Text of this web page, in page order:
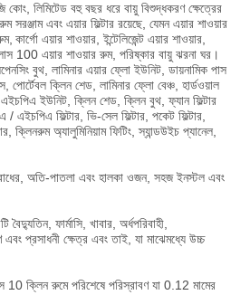
কোং, লিমিটেড বহু বছর ধরে বায়ু বিশুদ্ধকরণ ক্ষেত্রের
সরঞ্জাম এবং এয়ার ফিল্টার রয়েছে, যেমন এয়ার শাওয়ার
কার্গো এয়ার শাওয়ার, ইন্টেলিজেন্ট এয়ার শাওয়ার,
100 এয়ার শাওয়ার রুম, পরিষ্কার বায়ু ঝরনা ঘর।
বুথ, লামিনার এয়ার ফ্লো ইউনিট, ডায়নামিক পাস
পোর্টেবল ক্লিন শেড, লামিনার ফ্লো বেঞ্চ, হার্ডওয়াল
ইউনিট, ক্লিন শেড, ক্লিন বুথ, ফ্যান ফিল্টার
এইচপিএ ফিল্টার, ভি-সেল ফিল্টার, পকেট ফিল্টার,
ক্লিনরুম অ্যালুমিনিয়াম ফিটিং, স্যান্ডউইচ প্যানেল,
অতি-পাতলা এবং হালকা ওজন, সহজ ইনস্টল এবং
বৈদ্যুতিন, ফার্মাসি, খাবার, অর্ধপরিবাহী,
এবং প্রসাধনী ক্ষেত্র এবং তাই, যা মাঝেমধ্যে উচ্চ
10 ক্লিন রুমে পরিশেষে পরিস্রাবণ যা 0.12 মামের